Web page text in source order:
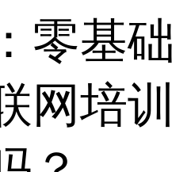
零基础
网培训